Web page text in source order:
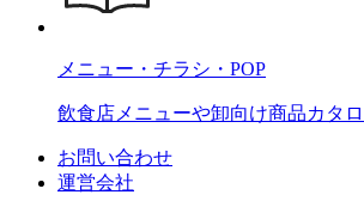
メニュー・チラシ・POP
飲食店メニューや卸向け商品カタ
お問い合わせ
運営会社